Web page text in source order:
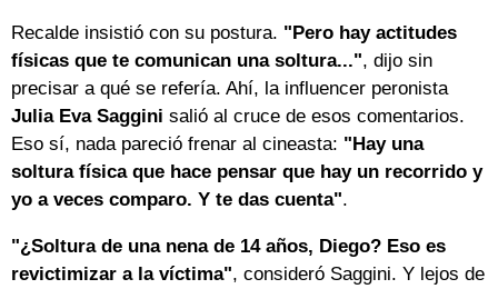
Recalde insistió con su postura. "Pero hay actitudes
físicas que te comunican una soltura...", dijo sin
precisar a qué se refería. Ahí, la influencer peronista
Julia Eva Saggini salió al cruce de esos comentarios.
Eso sí, nada pareció frenar al cineasta: "Hay una
soltura física que hace pensar que hay un recorrido y
yo a veces comparo. Y te das cuenta".
"¿Soltura de una nena de 14 años, Diego? Eso es
revictimizar a la víctima", consideró Saggini. Y lejos de